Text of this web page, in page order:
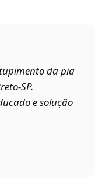
da pia
e solução